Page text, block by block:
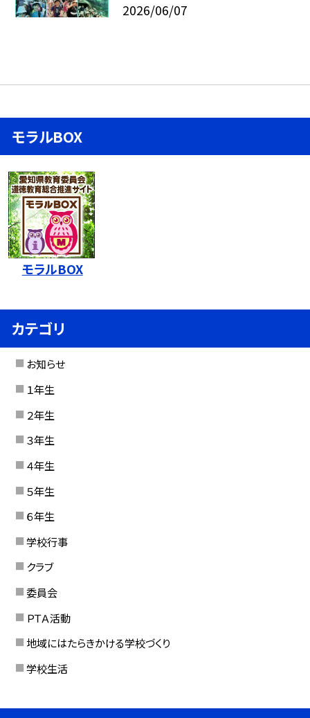
2026/06/07
モラルBOX
モラルBOX
カテゴリ
お知らせ
１年生
２年生
３年生
４年生
５年生
６年生
学校行事
クラブ
委員会
ＰＴＡ活動
地域にはたらきかける学校づくり
学校生活